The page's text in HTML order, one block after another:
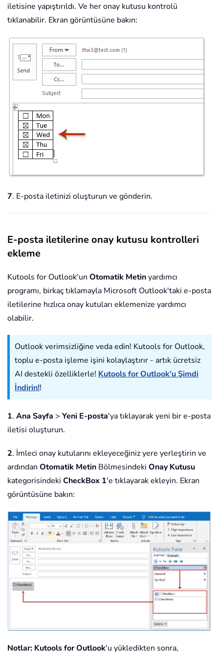
iletisine yapıştırıldı. Ve her onay kutusu kontrolü
tıklanabilir. Ekran görüntüsüne bakın:
7. E-posta iletinizi oluşturun ve gönderin.
E-posta iletilerine onay kutusu kontrolleri
ekleme
Kutools for Outlook'un Otomatik Metinyardımcı
programı, birkaç tıklamayla Microsoft Outlook'taki e-posta
iletilerine hızlıca onay kutuları eklemenize yardımcı
olabilir.
Outlook verimsizliğine veda edin! Kutools for Outlook,
toplu e-posta işleme işini kolaylaştırır - artık ücretsiz
AI destekli özelliklerle! Kutools for Outlook'u Şimdi
İndirin!!
1. Ana Sayfa > Yeni E-posta'ya tıklayarak yeni bir e-posta
iletisi oluşturun.
2. İmleci onay kutularını ekleyeceğiniz yere yerleştirin ve
ardından Otomatik Metin Bölmesindeki Onay Kutusu
kategorisindeki CheckBox 1'e tıklayarak ekleyin. Ekran
görüntüsüne bakın:
Notlar: Kutools for Outlook'u yükledikten sonra,